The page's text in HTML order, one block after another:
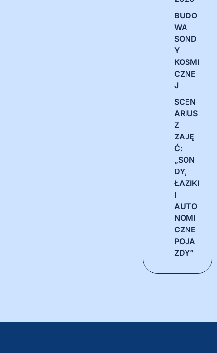
BUDO
WA
SOND
Y
KOSMI
CZNE
J
SCEN
ARIUS
Z
ZAJĘ
Ć:
„SON
DY,
ŁAZIKI
I
AUTO
NOMI
CZNE
POJA
ZDY”